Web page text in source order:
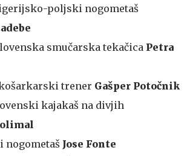
poljski nogometaš
smučarska tekačica Petra
trener Gašper Potočnik
kajakaš na divjih
nogometaš Jose Fonte